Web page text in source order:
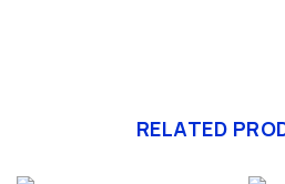
RELATED